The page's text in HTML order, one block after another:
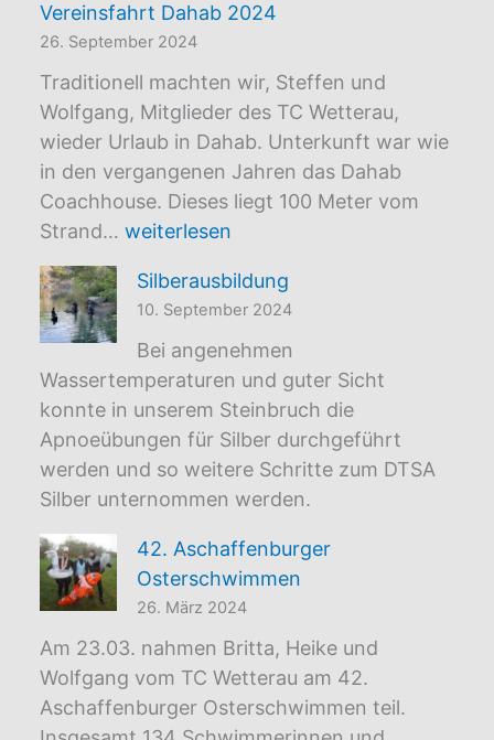
Ehrenamtstag
Vereinsfahrt Dahab 2024
26. September 2024
Traditionell machten wir, Steffen und
Wolfgang, Mitglieder des TC Wetterau,
wieder Urlaub in Dahab. Unterkunft war wie
in den vergangenen Jahren das Dahab
Coachhouse. Dieses liegt 100 Meter vom
Strand… Vereinsfahrt
2024
weiterlesen
Silberausbildung
10. September 2024
Bei angenehmen
Wassertemperaturen und guter Sicht
konnte in unserem Steinbruch die
Apnoeübungen für Silber durchgeführt
werden und so weitere Schritte zum DTSA
Silber unternommen werden.
42. Aschaffenburger
Osterschwimmen
26. März 2024
Am 23.03. nahmen Britta, Heike und
Wolfgang vom TC Wetterau am 42.
Aschaffenburger Osterschwimmen teil.